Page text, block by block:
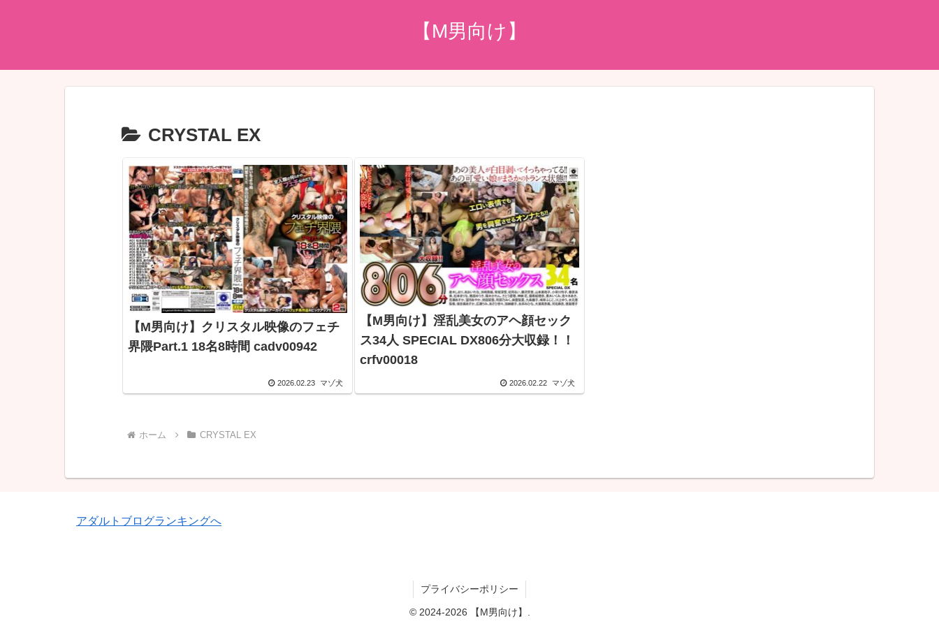
【M男向け】
CRYSTAL EX
【M男向け】クリスタル映像のフェチ
界隈Part.1 18名8時間 cadv00942
2026.02.23 マゾ犬
【M男向け】淫乱美女のアヘ顔セック
ス34人 SPECIAL DX806分大収録！！
crfv00018
2026.02.22 マゾ犬
ホーム CRYSTAL EX
アダルトブログランキングへ
プライバシーポリシー
© 2024-2026 【M男向け】.